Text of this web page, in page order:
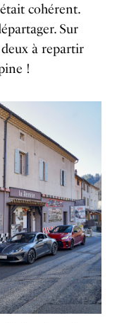
cohérent.
Sur
à repartir
!